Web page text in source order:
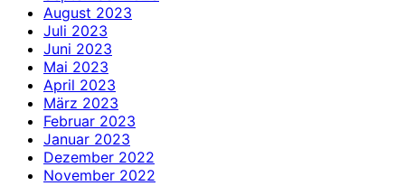
August 2023
Juli 2023
Juni 2023
Mai 2023
April 2023
März 2023
Februar 2023
Januar 2023
Dezember 2022
November 2022